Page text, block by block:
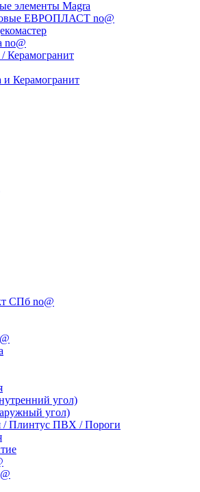
элементы Magra
ЕВРОПЛАСТ no@
no@
Керамогранит
и Керамогранит
СПб no@
угол)
угол)
/ Плинтус ПВХ / Пороги